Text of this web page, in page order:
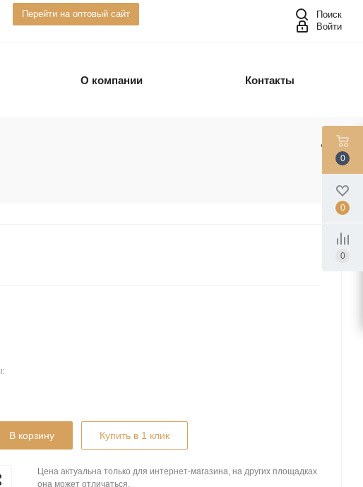
Перейти на оптовый сайт
Поиск
Войти
О компании Контакты
В корзину Купить в 1 клик
Цена актуальна только для интернет-магазина, на других площадках
она может отличаться.
0
0
0